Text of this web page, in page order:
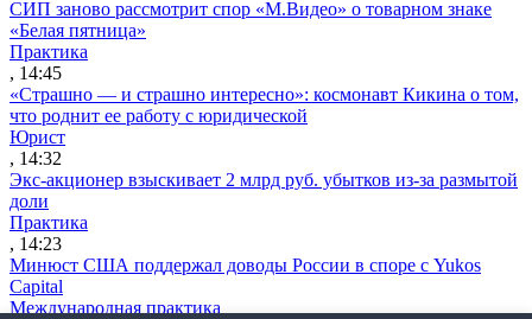
СИП заново рассмотрит спор «М.Видео» о товарном знаке
«Белая пятница»
Практика
, 14:45
«Страшно — и страшно интересно»: космонавт Кикина о том,
что роднит ее работу с юридической
Юрист
, 14:32
Экс-акционер взыскивает 2 млрд руб. убытков из-за размытой
доли
Практика
, 14:23
Минюст США поддержал доводы России в споре с Yukos
Capital
Международная практика